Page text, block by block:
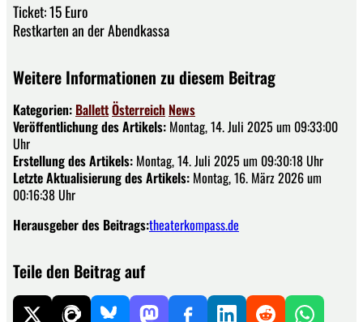
Ticket: 15 Euro
Restkarten an der Abendkassa
Weitere Informationen zu diesem Beitrag
Kategorien: BallettÖsterreich News
Veröffentlichung des Artikels: Montag, 14. Juli 2025 um 09:33:00
Uhr
Erstellung des Artikels: Montag, 14. Juli 2025 um 09:30:18 Uhr
Letzte Aktualisierung des Artikels: Montag, 16. März 2026 um
00:16:38 Uhr
Herausgeber des Beitrags:theaterkompass.de
Teile den Beitrag auf